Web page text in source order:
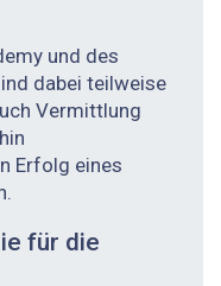
und des
dabei teilweise
Vermittlung
Erfolg eines
für die